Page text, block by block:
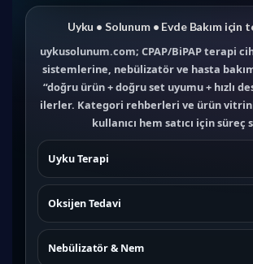
Uyku • Solunum • Evde Bakım için
uykusolunum.com; CPAP/BiPAP terapi
sistemlerine, nebülizatör ve hasta
“doğru ürün + doğru set uyumu + hızlı
ilerler. Kategori rehberleri ve ürün
kullanıcı hem satıcı için süreç
Uyku Terapi
Oksijen Tedavi
Nebülizatör & Nem